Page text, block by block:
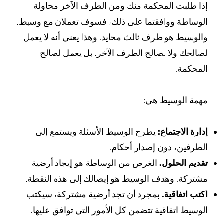
إذا طلبت المحكمة منك ومن الطرف الآخر محاولة
الوساطة ووافقتما على ذلك، فسوف تعملان مع وسيط.
والوسيط هو طرف ثالث محايد. وهذا يعني أنه لا يعمل
لصالحك ولا لصالح الطرف الآخر. بل يعمل لصالح
المحكمة.
مهمة الوسيط هي:
إدارة الاجتماع:يطرح الوسيط الأسئلة ويستمع إلى
الطرفين، دون إصدار أحكام.
تقديم الحلول.الغرض من الوساطة هو إيجاد أرضية
مشتركة. وهدف الوسيط هو إيصالك إلى هذه النقطة.
اكتب اتفاقية.بمجرد أن تجد أرضية مشتركة، سيكتب
الوسيط اتفاقية تتضمن كل الأمور التي توافق عليها.